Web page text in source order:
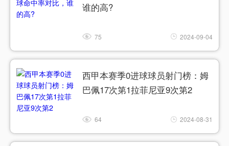
谁的高?
75 2024-09-04
西甲本赛季0进球球员射门榜：姆
巴佩17次第1拉菲尼亚9次第2
64 2024-08-31